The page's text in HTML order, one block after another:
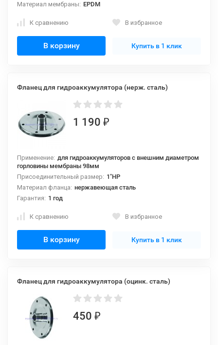
Материал мембраны: EPDM
К сравнению В избранное
В корзину Купить в 1 клик
Фланец для гидроаккумулятора (нерж. сталь)
1 190 ₽
Применение: для гидроаккумуляторов с внешним диаметром
горловины мембраны 98мм
Присоединительный размер: 1"НР
Материал фланца: нержавеющая сталь
Гарантия: 1 год
К сравнению В избранное
В корзину Купить в 1 клик
Фланец для гидроаккумулятора (оцинк. сталь)
450 ₽